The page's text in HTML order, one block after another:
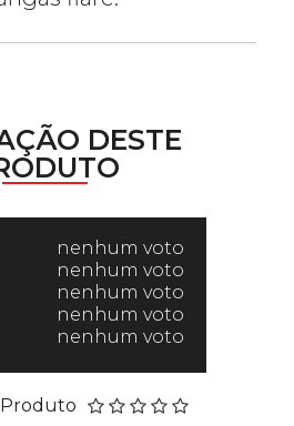
DESTE
nenhum voto
nenhum voto
nenhum voto
nenhum voto
nenhum voto
Produto